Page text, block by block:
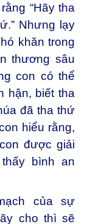
“Hãy tha
Nhưng lạy
khăn trong
thương sâu
con có thể
hận, biết tha
đã tha thứ
hiểu rằng,
được giải
bình an
của sự
cho thì sẽ